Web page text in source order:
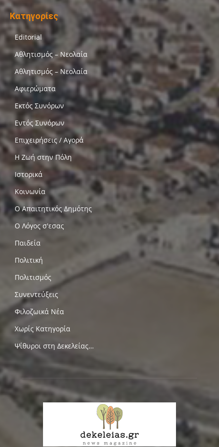
Κατηγορίες
Editorial
Αθλητισμός – Νεολαία
Αθλητισμός – Νεολαία
Αφιερώματα
Εκτός Συνόρων
Εντός Συνόρων
Επιχειρήσεις / Αγορά
Η Ζωή στην Πόλη
Ιστορικά
Κοινωνία
Ο Απαιτητικός Δημότης
Ο Λόγος σ'εσας
Παιδεία
Πολιτική
Πολιτισμός
Συνεντεύξεις
Φιλοζωικά Νέα
Χωρίς Κατηγορία
Ψίθυροι στη Δεκελείας…